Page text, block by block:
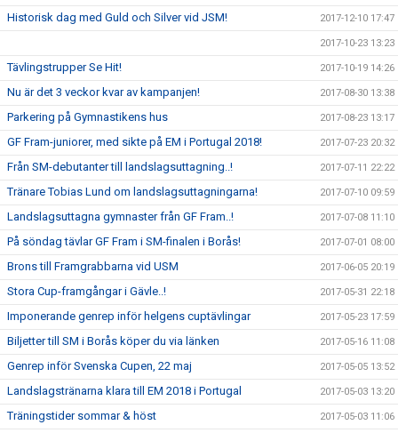
Historisk dag med Guld och Silver vid JSM! 2017-12-10 17:47
2017-10-23 13:23
Tävlingstrupper Se Hit! 2017-10-19 14:26
Nu är det 3 veckor kvar av kampanjen! 2017-08-30 13:38
Parkering på Gymnastikens hus 2017-08-23 13:17
GF Fram-juniorer, med sikte på EM i Portugal 2018! 2017-07-23 20:32
Från SM-debutanter till landslagsuttagning..! 2017-07-11 22:22
Tränare Tobias Lund om landslagsuttagningarna! 2017-07-10 09:59
Landslagsuttagna gymnaster från GF Fram..! 2017-07-08 11:10
På söndag tävlar GF Fram i SM-finalen i Borås! 2017-07-01 08:00
Brons till Framgrabbarna vid USM 2017-06-05 20:19
Stora Cup-framgångar i Gävle..! 2017-05-31 22:18
Imponerande genrep inför helgens cuptävlingar 2017-05-23 17:59
Biljetter till SM i Borås köper du via länken 2017-05-16 11:08
Genrep inför Svenska Cupen, 22 maj 2017-05-05 13:52
Landslagstränarna klara till EM 2018 i Portugal 2017-05-03 13:20
Träningstider sommar & höst 2017-05-03 11:06